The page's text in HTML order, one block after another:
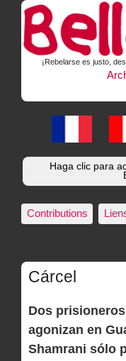
¡Rebelarse es justo,
Haga clic para
Contributions
Cárcel
Dos
agonizan en
Shamrani sólo